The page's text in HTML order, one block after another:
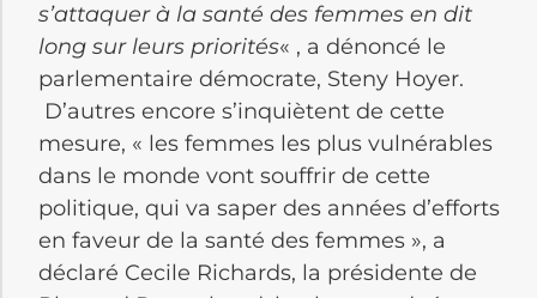
s’attaquer à la santé des femmes en dit
long sur leurs priorités« , a dénoncé le
parlementaire démocrate, Steny Hoyer.
D’autres encore s’inquiètent de cette
mesure, « les femmes les plus vulnérables
dans le monde vont souffrir de cette
politique, qui va saper des années d’efforts
en faveur de la santé des femmes », a
déclaré Cecile Richards, la présidente de